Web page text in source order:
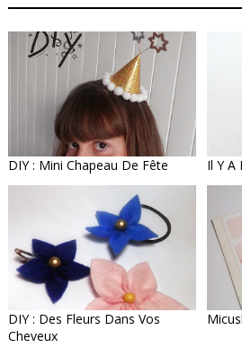
DIY : Mini Chapeau De Fête Il Y
DIY : Des Fleurs Dans Vos
Cheveux